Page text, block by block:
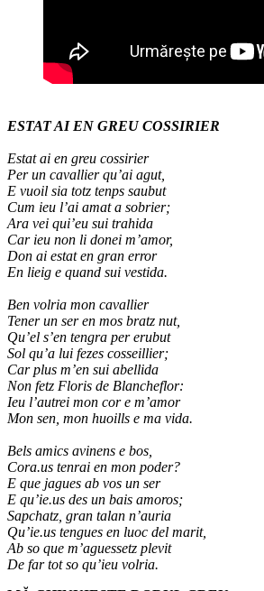
ESTAT AI EN GREU COSSIRIER
Estat ai en greu cossirier
Per un cavallier qu’ai agut,
E vuoil sia totz tenps saubut
Cum ieu l’ai amat a sobrier;
Ara vei qui’eu sui trahida
Car ieu non li donei m’amor,
Don ai estat en gran error
En lieig e quand sui vestida.
Ben volria mon cavallier
Tener un ser en mos bratz nut,
Qu’el s’en tengra per erubut
Sol qu’a lui fezes cosseillier;
Car plus m’en sui abellida
Non fetz Floris de Blancheflor:
Ieu l’autrei mon cor e m’amor
Mon sen, mon huoills e ma vida.
Bels amics avinens e bos,
Cora.us tenrai en mon poder?
E que jagues ab vos un ser
E qu’ie.us des un bais amoros;
Sapchatz, gran talan n’auria
Qu’ie.us tengues en luoc del marit,
Ab so que m’aguessetz plevit
De far tot so qu’ieu volria.